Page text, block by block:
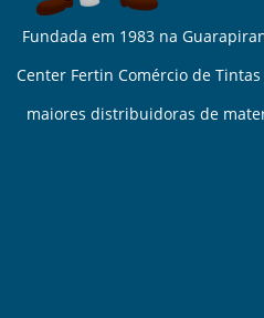
Fundada em 1983 na
Center Fertin Comércio de
maiores distribuidoras de